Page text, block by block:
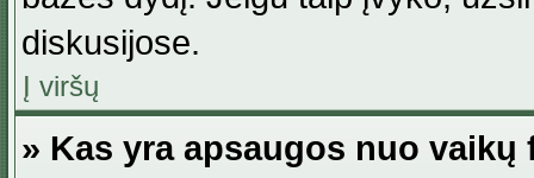
diskusijose.
Į viršų
» Kas yra apsaugos nuo vaikų